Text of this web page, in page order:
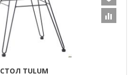
СТОЛ TULUM